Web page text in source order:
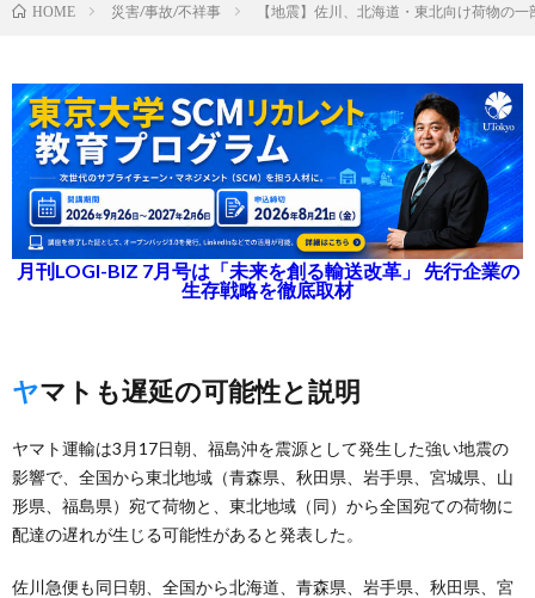
HOME 災害/事故/不祥事 【地震】佐川、北海道・東北向け荷物の
月刊LOGI-BIZ 7月号は「未来を創る輸送改革」 先行企業の
生存戦略を徹底取材
ヤマトも遅延の可能性と説明
ヤマト運輸は3月17日朝、福島沖を震源として発生した強い地震の
影響で、全国から東北地域（青森県、秋田県、岩手県、宮城県、山
形県、福島県）宛て荷物と、東北地域（同）から全国宛ての荷物に
配達の遅れが生じる可能性があると発表した。
佐川急便も同日朝、全国から北海道、青森県、岩手県、秋田県、宮